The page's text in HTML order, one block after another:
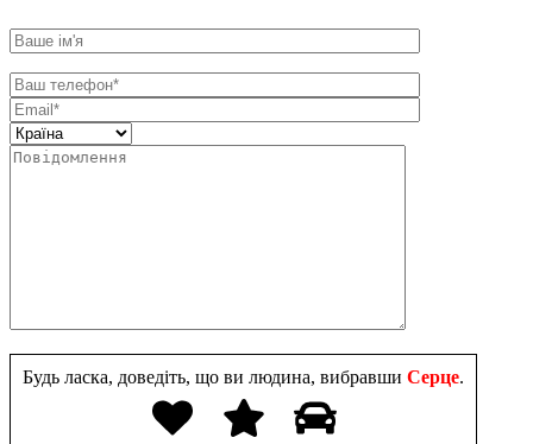
Будь ласка, доведіть, що ви людина, вибравши Серце.